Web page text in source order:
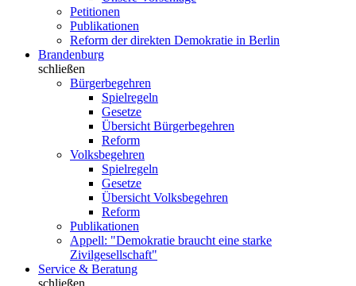
Petitionen
Publikationen
Reform der direkten Demokratie in Berlin
Brandenburg
schließen
Bürgerbegehren
Spielregeln
Gesetze
Übersicht Bürgerbegehren
Reform
Volksbegehren
Spielregeln
Gesetze
Übersicht Volksbegehren
Reform
Publikationen
Appell: "Demokratie braucht eine starke
Zivilgesellschaft"
Service & Beratung
schließen